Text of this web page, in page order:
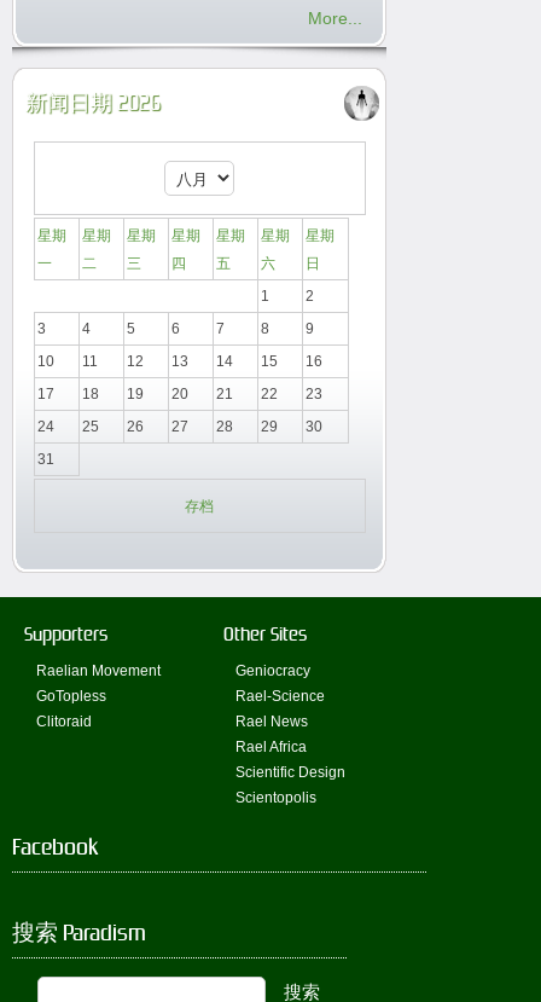
More...
新闻日期 2026
星期
一
星期
二
星期
三
星期
四
星期
五
星期
六
星期
日
1
2
3
4 5 6 7 8
9
10
11 12 13 14 15
16
17
18 19 20 21 22
23
24
25 26 27 28 29
30
31
存档
Supporters
Raelian Movement
GoTopless
Clitoraid
Other Sites
Geniocracy
Rael-Science
Rael News
Rael Africa
Scientific Design
Scientopolis
Facebook
搜索 Paradism